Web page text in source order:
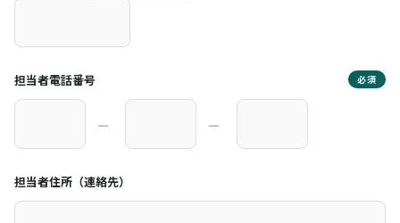
担当者電話番号 必須
― ―
担当者住所（連絡先）